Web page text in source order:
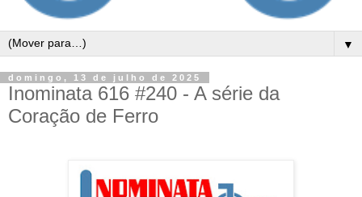
▼
domingo, 13 de julho de 2025
Inominata 616 #240 - A série da
Coração de Ferro